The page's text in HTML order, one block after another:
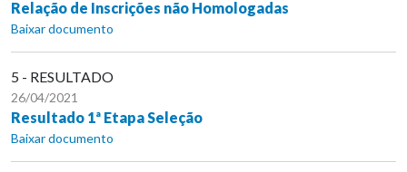
Relação de Inscrições não Homologadas
Baixar documento
5 - RESULTADO
26/04/2021
Resultado 1ª Etapa Seleção
Baixar documento